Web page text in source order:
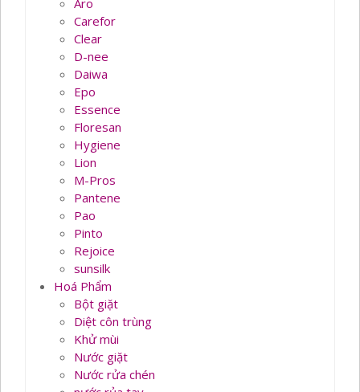
Aro
Carefor
Clear
D-nee
Daiwa
Epo
Essence
Floresan
Hygiene
Lion
M-Pros
Pantene
Pao
Pinto
Rejoice
sunsilk
Hoá Phẩm
Bột giặt
Diệt côn trùng
Khử mùi
Nước giặt
Nước rửa chén